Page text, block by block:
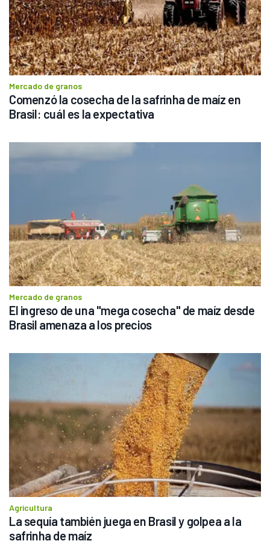
Mercado de granos
Comenzó la cosecha de la safrinha de maíz en
Brasil: cuál es la expectativa
Mercado de granos
El ingreso de una "mega cosecha" de maíz desde
Brasil amenaza a los precios
Agricultura
La sequía también juega en Brasil y golpea a la
safrinha de maíz